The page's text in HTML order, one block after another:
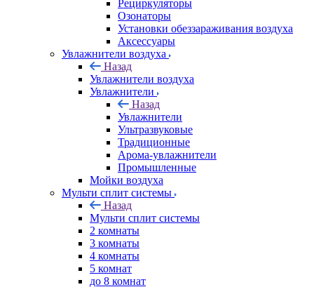
Рециркуляторы
Озонаторы
Установки обеззараживания воздуха
Аксессуары
Увлажнители воздуха
Назад
Увлажнители воздуха
Увлажнители
Назад
Увлажнители
Ультразвуковые
Традиционные
Арома-увлажнители
Промышленные
Мойки воздуха
Мульти сплит системы
Назад
Мульти сплит системы
2 комнаты
3 комнаты
4 комнаты
5 комнат
до 8 комнат